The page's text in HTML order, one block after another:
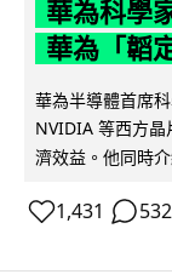
華為科學
華為「韜
華為半導體首席
NVIDIA 等西方
濟效益。他同時
1,431 532